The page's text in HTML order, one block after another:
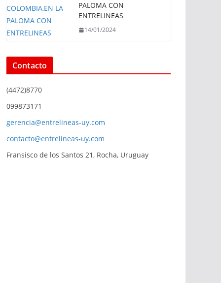
PALOMA CON
ENTRELINEAS
14/01/2024
Contacto
(4472)8770
099873171
gerencia@entrelineas-uy.com
contacto@entrelineas-uy.com
Fransisco de los Santos 21, Rocha, Uruguay